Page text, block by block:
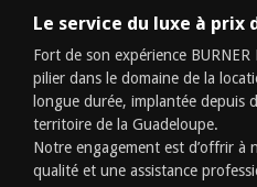
Le service du luxe à prix
Fort de son expérience
pilier dans le domaine de la
longue durée, implantée depuis
territoire de la Guadeloupe.
Notre engagement est d’offrir à
qualité et une assistance